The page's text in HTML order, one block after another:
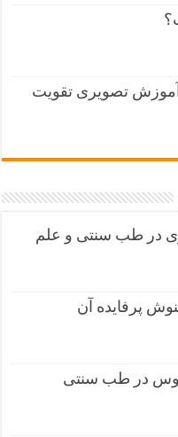
تصویری تقویت
در طب سنتی و علم
پرفایده آن
در طب سنتی